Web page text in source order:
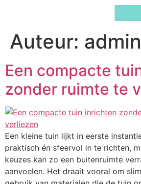
Auteur: admin
Een compacte
zonder ruimte te
Een kleine tuin lijkt in eerste
praktisch én sfeervol in te richten,
keuzes kan zo een buitenruimte
aanvoelen. Het draait vooral om